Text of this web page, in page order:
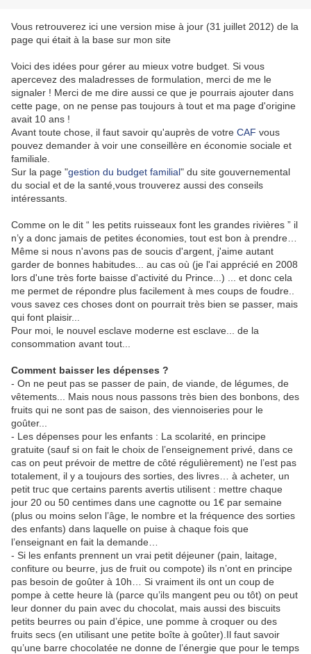
Vous retrouverez ici une version mise à jour (31 juillet 2012) de la
page qui était à la base sur mon site
Voici des idées pour gérer au mieux votre budget. Si vous
apercevez des maladresses de formulation, merci de me le
signaler ! Merci de me dire aussi ce que je pourrais ajouter dans
cette page, on ne pense pas toujours à tout et ma page d'origine
avait 10 ans !
Avant toute chose, il faut savoir qu'auprès de votre CAF vous
pouvez demander à voir une conseillère en économie sociale et
familiale.
Sur la page "gestion du budget familial" du site gouvernemental
du social et de la santé,vous trouverez aussi des conseils
intéressants.
Comme on le dit “ les petits ruisseaux font les grandes rivières ” il
n’y a donc jamais de petites économies, tout est bon à prendre…
Même si nous n'avons pas de soucis d'argent, j'aime autant
garder de bonnes habitudes... au cas où (je l'ai apprécié en 2008
lors d'une très forte baisse d'activité du Prince...) ... et donc cela
me permet de répondre plus facilement à mes coups de foudre..
vous savez ces choses dont on pourrait très bien se passer, mais
qui font plaisir...
Pour moi, le nouvel esclave moderne est esclave... de la
consommation avant tout...
Comment baisser les dépenses ?
- On ne peut pas se passer de pain, de viande, de légumes, de
vêtements... Mais nous nous passons très bien des bonbons, des
fruits qui ne sont pas de saison, des viennoiseries pour le
goûter...
- Les dépenses pour les enfants : La scolarité, en principe
gratuite (sauf si on fait le choix de l’enseignement privé, dans ce
cas on peut prévoir de mettre de côté régulièrement) ne l’est pas
totalement, il y a toujours des sorties, des livres… à acheter, un
petit truc que certains parents avertis utilisent : mettre chaque
jour 20 ou 50 centimes dans une cagnotte ou 1€ par semaine
(plus ou moins selon l’âge, le nombre et la fréquence des sorties
des enfants) dans laquelle on puise à chaque fois que
l’enseignant en fait la demande…
- Si les enfants prennent un vrai petit déjeuner (pain, laitage,
confiture ou beurre, jus de fruit ou compote) ils n’ont en principe
pas besoin de goûter à 10h… Si vraiment ils ont un coup de
pompe à cette heure là (parce qu’ils mangent peu ou tôt) on peut
leur donner du pain avec du chocolat, mais aussi des biscuits
petits beurres ou pain d’épice, une pomme à croquer ou des
fruits secs (en utilisant une petite boîte à goûter).Il faut savoir
qu’une barre chocolatée ne donne de l’énergie que pour le temps